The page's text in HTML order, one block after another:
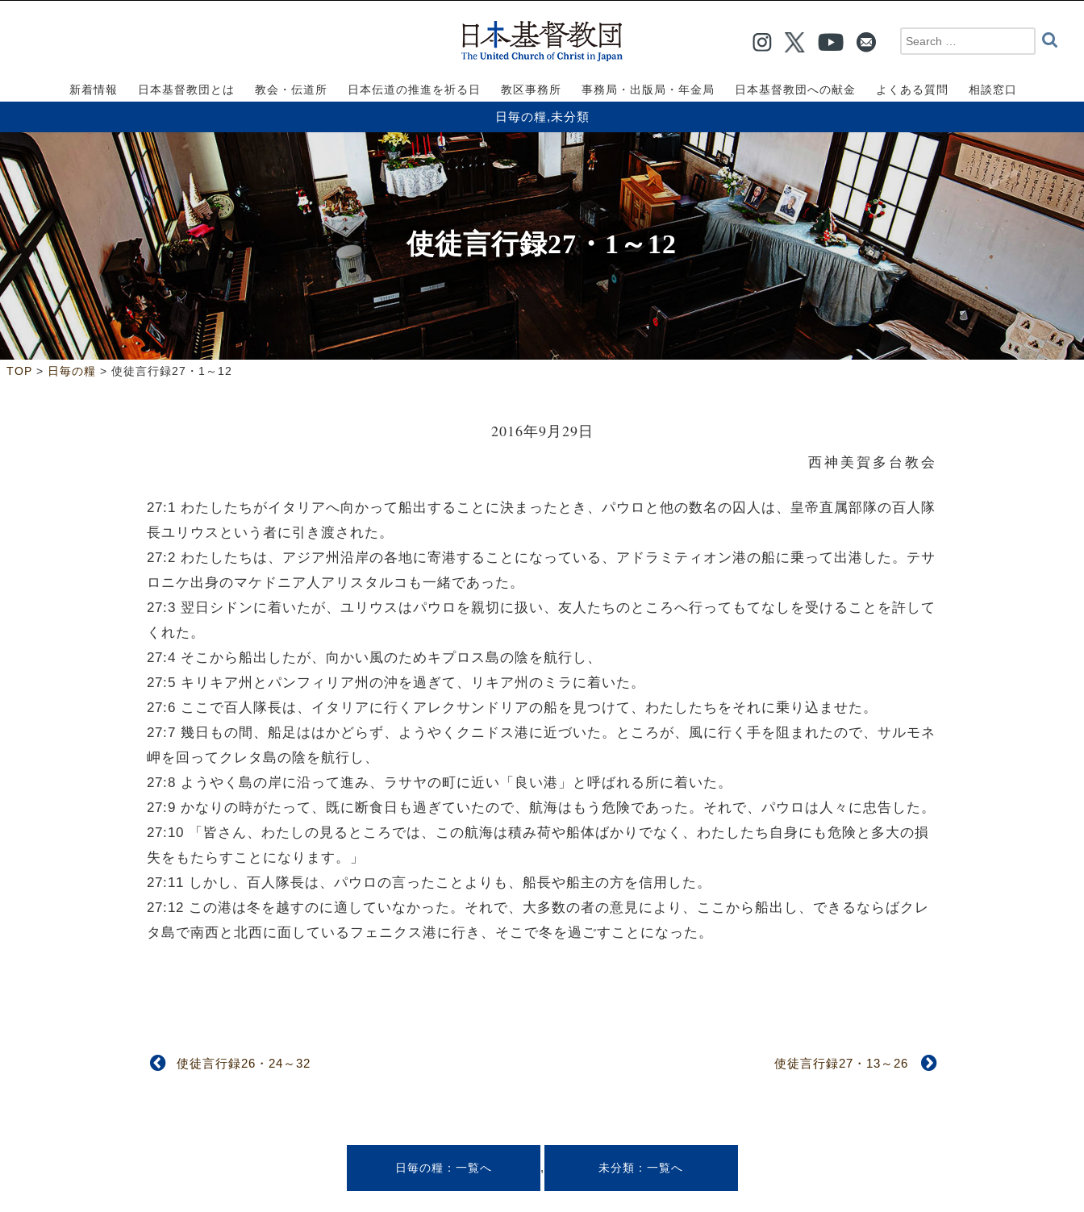
新着情報 日本基督教団とは 教会・伝道所 日本伝道の推進を祈る日 教区事務所 事務局・出版局・年金局 日本基督教団への献金 よくある質問 相談窓口
日毎の糧,未分類
使徒言行録27・1～12
TOP > 日毎の糧 > 使徒言行録27・1～12
2016年9月29日
西神美賀多台教会
27:1 わたしたちがイタリアへ向かって船出することに決まったとき、パウロと他の数名の囚人は、皇帝直属部隊の百人隊
長ユリウスという者に引き渡された。
27:2 わたしたちは、アジア州沿岸の各地に寄港することになっている、アドラミティオン港の船に乗って出港した。テサ
ロニケ出身のマケドニア人アリスタルコも一緒であった。
27:3 翌日シドンに着いたが、ユリウスはパウロを親切に扱い、友人たちのところへ行ってもてなしを受けることを許して
くれた。
27:4 そこから船出したが、向かい風のためキプロス島の陰を航行し、
27:5 キリキア州とパンフィリア州の沖を過ぎて、リキア州のミラに着いた。
27:6 ここで百人隊長は、イタリアに行くアレクサンドリアの船を見つけて、わたしたちをそれに乗り込ませた。
27:7 幾日もの間、船足ははかどらず、ようやくクニドス港に近づいた。ところが、風に行く手を阻まれたので、サルモネ
岬を回ってクレタ島の陰を航行し、
27:8 ようやく島の岸に沿って進み、ラサヤの町に近い「良い港」と呼ばれる所に着いた。
27:9 かなりの時がたって、既に断食日も過ぎていたので、航海はもう危険であった。それで、パウロは人々に忠告した。
27:10 「皆さん、わたしの見るところでは、この航海は積み荷や船体ばかりでなく、わたしたち自身にも危険と多大の損
失をもたらすことになります。」
27:11 しかし、百人隊長は、パウロの言ったことよりも、船長や船主の方を信用した。
27:12 この港は冬を越すのに適していなかった。それで、大多数の者の意見により、ここから船出し、できるならばクレ
タ島で南西と北西に面しているフェニクス港に行き、そこで冬を過ごすことになった。
使徒言行録26・24～32 使徒言行録27・13～26
日毎の糧 , 未分類